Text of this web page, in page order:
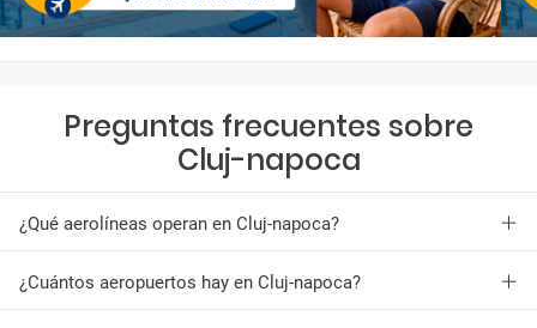
Preguntas frecuentes sobre
Cluj-napoca
¿Qué aerolíneas operan en Cluj-napoca?
¿Cuántos aeropuertos hay en Cluj-napoca?